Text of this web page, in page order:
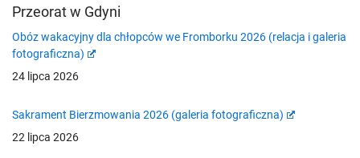
Przeorat w Gdyni
Obóz wakacyjny dla chłopców we Fromborku 2026 (relacja i galeria
fotograficzna)
24 lipca 2026
Sakrament Bierzmowania 2026 (galeria fotograficzna)
22 lipca 2026